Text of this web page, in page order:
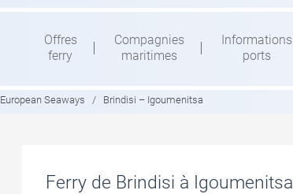
Offres
ferry
Compagnies
maritimes
Informations
ports
European Seaways / Brindisi – Igoumenitsa
Ferry de Brindisi à Igoumenitsa